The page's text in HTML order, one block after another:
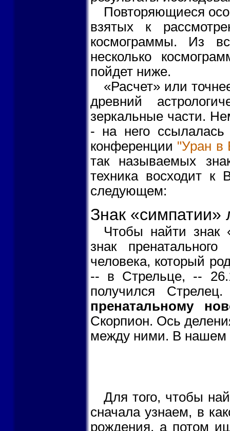
Повторяющиеся
взятых к
космограммы. Из
несколько
пойдет ниже.
«Расчет» или
древний
зеркальные части.
- на него ссылалась
конференции "Уран в
так называемых
техника восходит к
следующем:
Знак «симпатии»
Чтобы найти знак
знак
человека, который
-- в Стрельце, --
получился
пренатальному
Скорпион. Ось
между ними. В нашем
Для того, чтобы
сначала узнаем, в
рождения, а потом